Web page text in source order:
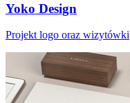
Yoko Design
Projekt logo oraz wizytówki